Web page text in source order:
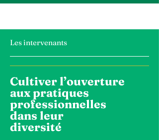
Les intervenants
Cultiver l’ouverture
aux pratiques
professionnelles
dans leur
diversité